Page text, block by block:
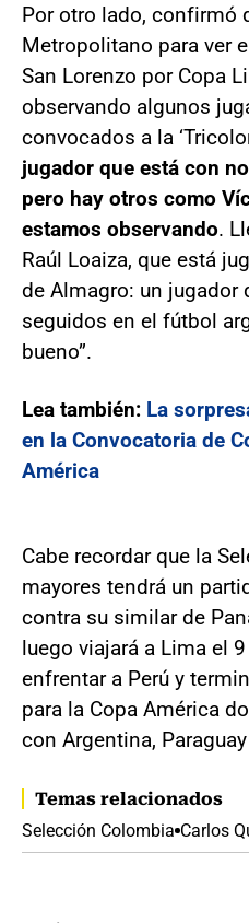
Por otro lado, confirmó
Metropolitano para ver
San Lorenzo por Copa
observando algunos
convocados a la
jugador que está con
pero hay otros como
estamos observando.
Raúl Loaiza, que está
de Almagro: un jugador
seguidos en el fútbol
bueno”.
Lea también: La
en la Convocatoria de
América
Cabe recordar que la
mayores tendrá un
contra su similar de
luego viajará a Lima el
enfrentar a Perú y
para la Copa América
con Argentina, Paraguay
Temas relacionados
Selección Colombia Carlos